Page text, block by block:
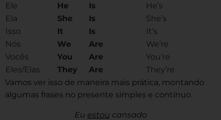
Ele
He Is
He’s
Ela
She Is
She’s
Isso
It Is
It’s
Nós
We Are
We’re
Vocês
You Are
You’re
Eles/Elas
They Are
They’re
Vamos ver isso de maneira mais prática, montando
algumas frases no presente simples e contínuo.
Eu estou cansado